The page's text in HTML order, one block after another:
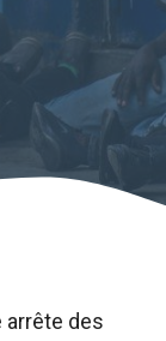
arrête des